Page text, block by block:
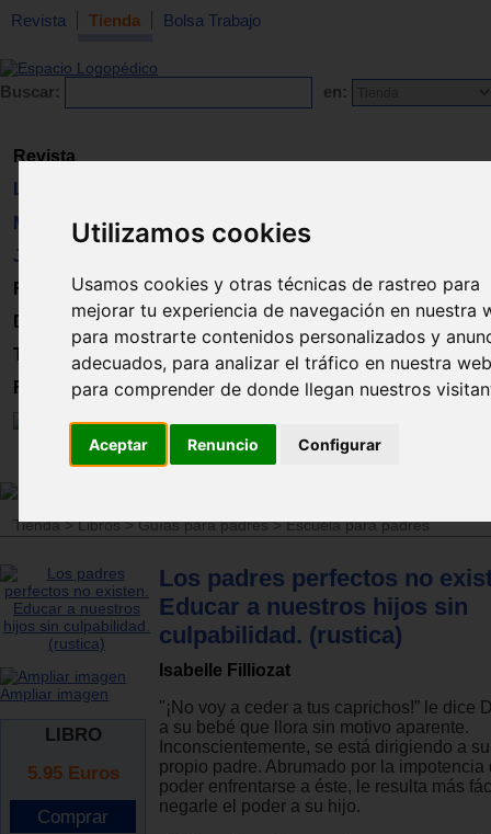
Utilizamos cookies
Usamos cookies y otras técnicas de rastreo para
mejorar tu experiencia de navegación en nuestra
para mostrarte contenidos personalizados y
adecuados, para analizar el tráfico en nuestra
para comprender de donde llegan nuestros
Aceptar Renuncio Configurar
Revista Tienda Bolsa Trabajo
Buscar: en:
Revista
Libros
Material
Juguetes
Formación
Directorio
Trabajo
Registro
Tienda>Libros>Guías para padres>Escuela para padres
Ampliar imagen
LIBRO
5.95 Euros
Los padres perfectos no
Educar a nuestros hijos sin
culpabilidad. (rustica)
Isabelle Filliozat
"¡No voy a ceder a tus caprichos!” le dice
a su bebé que llora sin motivo aparente.
Inconscientemente, se está dirigiendo a su
propio padre. Abrumado por la impotencia
poder enfrentarse a éste, le resulta más
negarle el poder a su hijo.